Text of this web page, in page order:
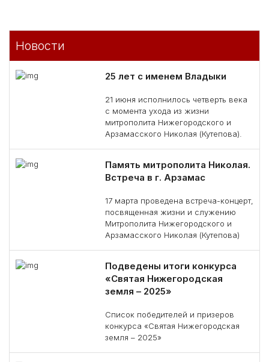
Новости
25 лет с именем Владыки
21 июня исполнилось четверть века
с момента ухода из жизни
митрополита Нижегородского и
Арзамасского Николая (Кутепова).
Память митрополита Николая.
Встреча в г. Арзамас
17 марта проведена встреча-концерт,
посвященная жизни и служению
Митрополита Нижегородского и
Арзамасского Николая (Кутепова)
Подведены итоги конкурса
«Святая Нижегородская
земля – 2025»
Список победителей и призеров
конкурса «Святая Нижегородская
земля – 2025»